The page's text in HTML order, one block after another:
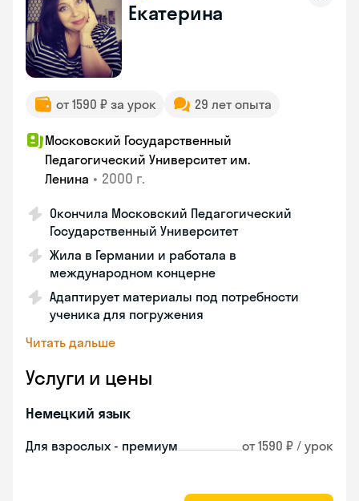
Екатерина
от 1590 ₽ за урок 29 лет опыта
Московский Государственный
Педагогический Университет им.
Ленина • 2000 г.
Окончила Московский Педагогический
Государственный Университет
Жила в Германии и работала в
международном концерне
Адаптирует материалы под потребности
ученика для погружения
Читать дальше
Услуги и цены
Немецкий язык
Для взрослых - премиум от 1590 ₽ / урок